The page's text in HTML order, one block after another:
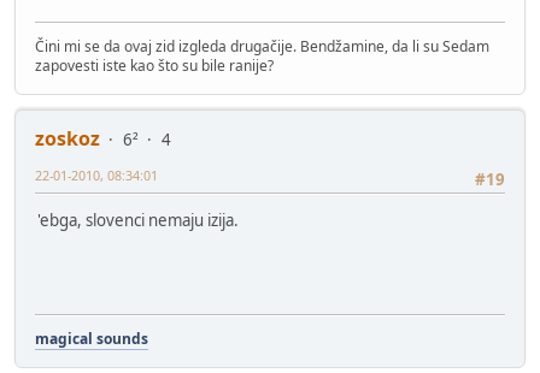
Čini mi se da ovaj zid izgleda drugačije. Bendžamine, da li su Sedam
zapovesti iste kao što su bile ranije?
zoskoz 6²
4
#19
22-01-2010, 08:34:01
'ebga, slovenci nemaju izija.
magical sounds